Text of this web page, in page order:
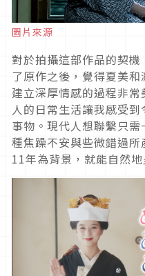
圖片來源
對於拍攝這部作品的契
了原作之後，覺得夏美
建立深厚情感的過程非
人的日常生活讓我感受
事物。現代人想聯繫只
種焦躁不安與些微錯過
11年為背景，就能自然地